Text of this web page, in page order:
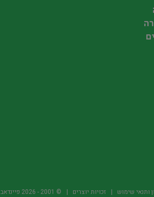
ותנאי שימוש זכויות יוצרים © 2001 -
2026